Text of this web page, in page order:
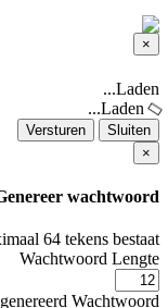
Versturen
Genereer
64 tekens
Wachtwoord
Gegenereerd